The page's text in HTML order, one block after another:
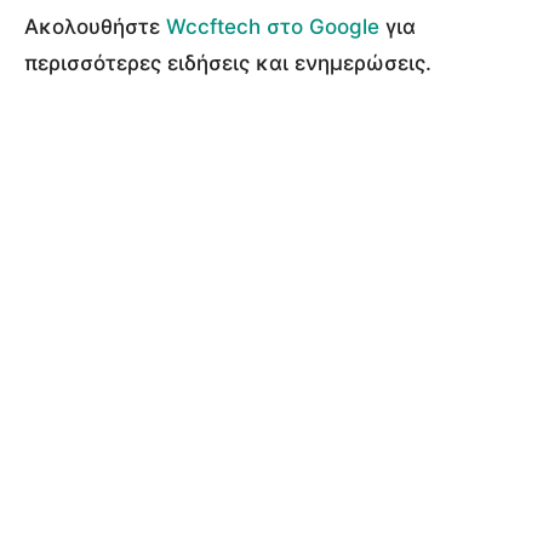
Ακολουθήστε Wccftech στο Google για
περισσότερες ειδήσεις και ενημερώσεις.